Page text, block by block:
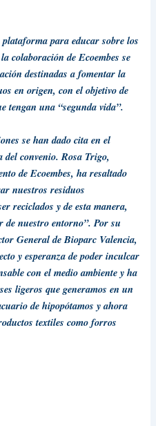
para educar sobre los
colaboración de Ecoembes se
destinadas a fomentar la
en origen, con el objetivo de
tengan una “segunda vida”.
se han dado cita en el
convenio. Rosa Trigo,
de Ecoembes, ha resaltado
nuestros residuos
reciclados y de esta manera,
de nuestro entorno”. Por su
General de Bioparc Valencia,
y esperanza de poder inculcar
con elmedio ambientey ha
ligeros que generamos en un
de hipopótamos y ahora
textiles como forros